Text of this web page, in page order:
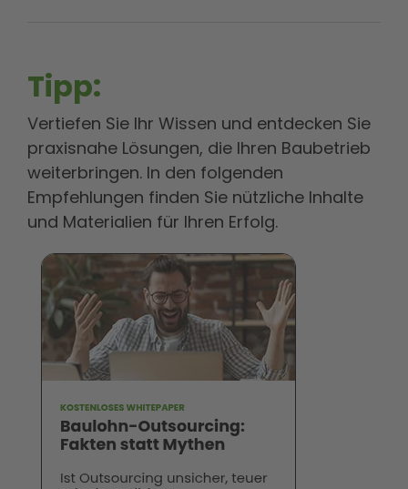
Tipp:
Vertiefen Sie Ihr Wissen und entdecken Sie
praxisnahe Lösungen, die Ihren Baubetrieb
weiterbringen. In den folgenden
Empfehlungen finden Sie nützliche Inhalte
und Materialien für Ihren Erfolg.